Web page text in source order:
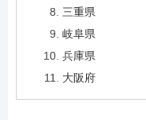
三重県
岐阜県
兵庫県
大阪府